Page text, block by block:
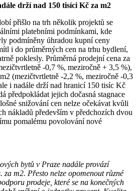
drží nad 150 tisíci Kč za m2
přišlo na trh několik projektů se
platebními podmínkami, kde
podmíněny úhradou kupní ceny
i do průměrných cen na trhu bydlení,
poklesly. Průměrná prodejní cena za
-0,7 %, meziročně + 3,5 %),
(mezičtvrtletně -2,2 %, meziročně -0,3
i nadále drží nad hranicí 150 tisíc Kč
předpokládat jejich dočasná stagnace
snižování cen nelze očekávat kvůli
nákladů především v předchozích dvou
pomalému povolování nové
bytů v Praze nadále provází
m2. Přesto nelze opomenout různé
prodeje, které se na konečných